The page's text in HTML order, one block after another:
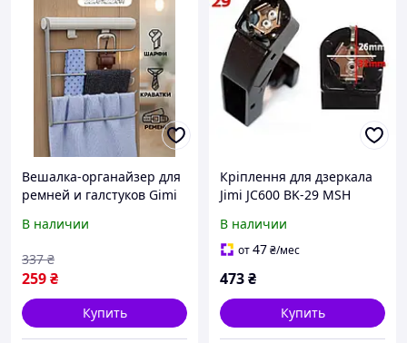
Вешалка-органайзер для
ремней и галстуков Gimi
шарфов
В наличии
259₴
337 ₴
Купить
Кріплення для дзеркала
Jimi JC600 BK-29 MSH
В наличии
от47₴/мес
473₴
Купить